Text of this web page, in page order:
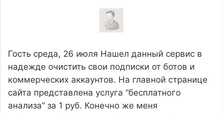
Гость среда, 26 июля Нашел данный сервис в
надежде очистить свои подписки от ботов и
коммерческих аккаунтов. На главной странице
сайта представлена услуга “бесплатного
анализа” за 1 руб. Конечно же меня